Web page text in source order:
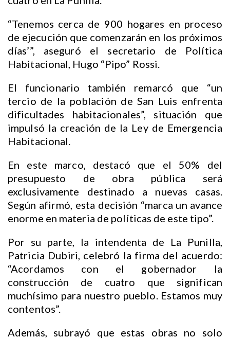
“Tenemos cerca de 900 hogares en proceso
de ejecución que comenzarán en los próximos
días’”, aseguró el secretario de Política
Habitacional, Hugo “Pipo” Rossi.
El funcionario también remarcó que “un
tercio de la población de San Luis enfrenta
dificultades habitacionales”, situación que
impulsó la creación de la Ley de Emergencia
Habitacional.
En este marco, destacó que el 50% del
presupuesto de obra pública será
exclusivamente destinado a nuevas casas.
Según afirmó, esta decisión “marca un avance
enorme en materia de políticas de este tipo”.
Por su parte, la intendenta de La Punilla,
Patricia Dubiri, celebró la firma del acuerdo:
“Acordamos con el gobernador la
construcción de cuatro que significan
muchísimo para nuestro pueblo. Estamos muy
contentos”.
Además, subrayó que estas obras no solo